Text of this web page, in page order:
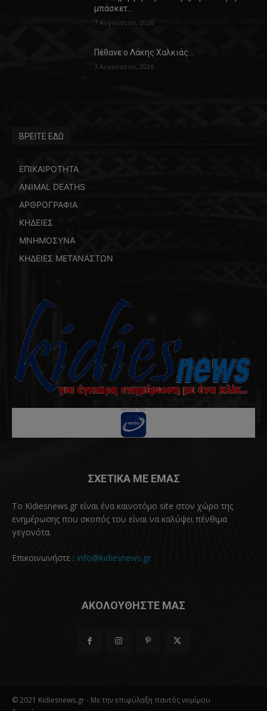
μπάσκετ…
7 Αυγούστου, 2026
Πέθανε ο Λάκης Χαλκιάς…
3 Αυγούστου, 2026
ΒΡΕΙΤΕ ΕΔΩ
ΕΠΙΚΑΙΡΟΤΗΤΑ
ANIMAL DEATHS
ΑΡΘΡΟΓΡΑΦΙΑ
ΚΗΔΕΙΕΣ
ΜΝΗΜΟΣΥΝΑ
ΚΗΔΕΙΕΣ ΜΕΤΑΝΑΣΤΩΝ
ΣΧΕΤΙΚΑ ΜΕ ΕΜΑΣ
Το Kidiesnews.gr είναι ένα καινοτόμο site στον χώρο της
ενημέρωσης που σκοπός του είναι να καλύψει πένθιμα
γεγονότα.
Επικοινωνήστε : info@kidiesnews.gr
ΑΚΟΛΟΥΘΗΣΤΕ ΜΑΣ
© 2021 Kidiesnews.gr - Με την επιφύλαξη παντός νομίμου